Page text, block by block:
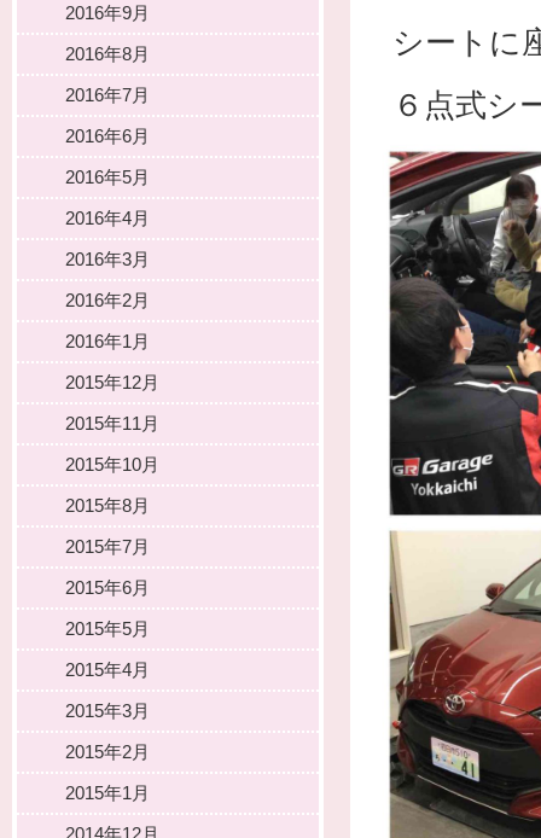
シートに
６点式シ
2016年9月
2016年8月
2016年7月
2016年6月
2016年5月
2016年4月
2016年3月
2016年2月
2016年1月
2015年12月
2015年11月
2015年10月
2015年8月
2015年7月
2015年6月
2015年5月
2015年4月
2015年3月
2015年2月
2015年1月
2014年12月